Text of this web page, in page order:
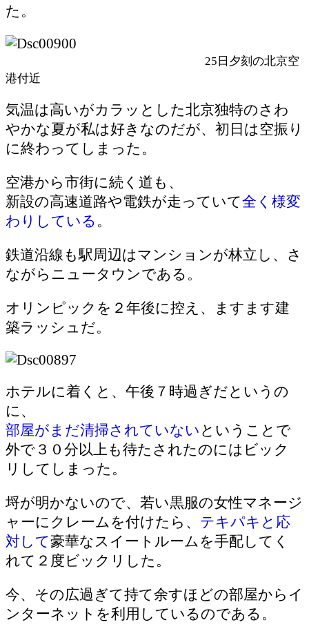
た。
25日夕刻の北京空
港付近
気温は高いがカラッとした北京独特のさわ
やかな夏が私は好きなのだが、初日は空振り
に終わってしまった。
空港から市街に続く道も、
新設の高速道路や電鉄が走っていて全く様変
わりしている 。
鉄道沿線も駅周辺はマンションが林立し、さ
ながらニュータウンである。
オリンピックを２年後に控え、ますます建
築ラッシュだ。
ホテルに着くと、午後７時過ぎだというの
に、
部屋がまだ清掃されていない ということで
外で３０分以上も待たされたのにはビック
リしてしまった。
埒が明かないので、若い黒服の女性マネージ
ャーにクレームを付けたら、 テキパキと応
対して豪華なスイートルームを手配してく
れて２度ビックリした。
今、その広過ぎて持て余すほどの部屋からイ
ンターネットを利用しているのである。